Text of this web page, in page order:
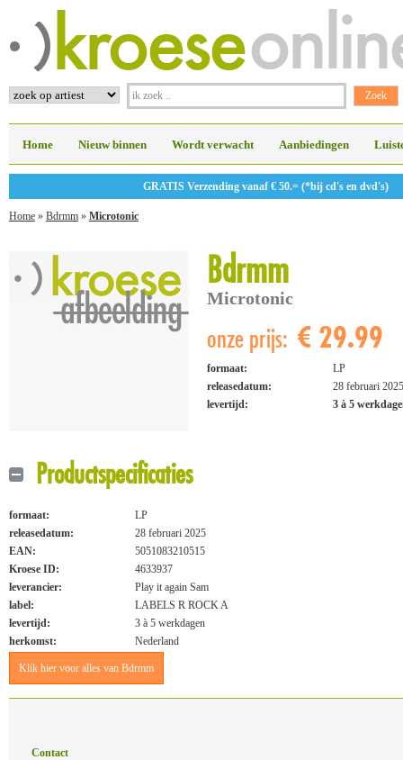
Home Nieuw binnen Wordt verwacht Aanbiedingen
GRATIS Verzending vanaf € 50.= (*bij cd's en dvd's)
Home » Bdrmm » Microtonic
Bdrmm
Microtonic
onze prijs: € 29.99
formaat:
LP
releasedatum:
28 februari 2025
levertijd:
3 à 5
Productspecificaties
formaat:
LP
releasedatum:
28 februari 2025
EAN:
5051083210515
Kroese ID:
4633937
leverancier:
Play it again Sam
label:
LABELS R ROCK A
levertijd:
3 à 5 werkdagen
herkomst:
Nederland
Klik hier voor alles van Bdrmm
Contact